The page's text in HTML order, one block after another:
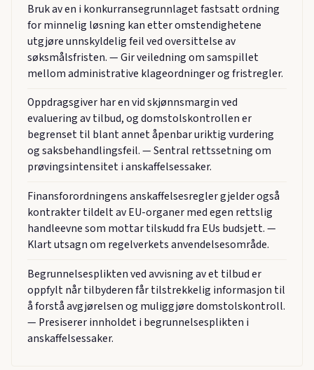
Bruk av en i konkurransegrunnlaget fastsatt ordning
for minnelig løsning kan etter omstendighetene
utgjøre unnskyldelig feil ved oversittelse av
søksmålsfristen. — Gir veiledning om samspillet
mellom administrative klageordninger og fristregler.
Oppdragsgiver har en vid skjønnsmargin ved
evaluering av tilbud, og domstolskontrollen er
begrenset til blant annet åpenbar uriktig vurdering
og saksbehandlingsfeil. — Sentral rettssetning om
prøvingsintensitet i anskaffelsessaker.
Finansforordningens anskaffelsesregler gjelder også
kontrakter tildelt av EU-organer med egen rettslig
handleevne som mottar tilskudd fra EUs budsjett. —
Klart utsagn om regelverkets anvendelsesområde.
Begrunnelsesplikten ved avvisning av et tilbud er
oppfylt når tilbyderen får tilstrekkelig informasjon til
å forstå avgjørelsen og muliggjøre domstolskontroll.
— Presiserer innholdet i begrunnelsesplikten i
anskaffelsessaker.